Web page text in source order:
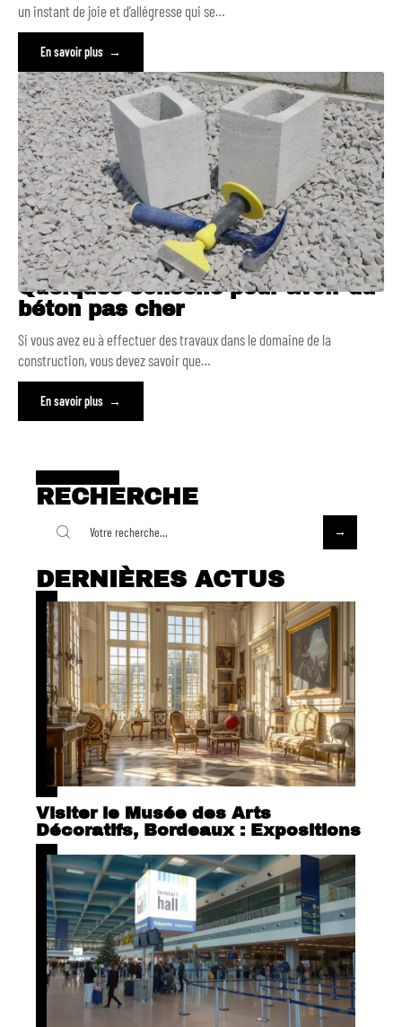
un instant de joie et d’allégresse qui se…
En savoir plus
Quelques conseils pour avoir du
béton pas cher
Si vous avez eu à effectuer des travaux dans le domaine de la
construction, vous devez savoir que…
En savoir plus
RECHERCHE
DERNIÈRES ACTUS
Visiter le Musée des Arts
Décoratifs, Bordeaux : Expositions